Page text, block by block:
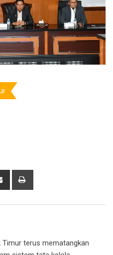
Share
terus mematangkan